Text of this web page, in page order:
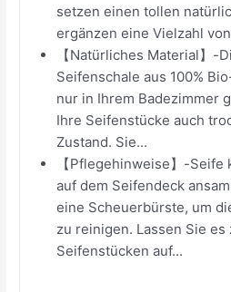
setzen einen tollen
ergänzen eine Vielzahl
【Natürliches Material】-
Seifenschale aus 100%
nur in Ihrem Badezimmer
Ihre Seifenstücke auch
Zustand. Sie...
【Pflegehinweise】-
auf dem Seifendeck
eine Scheuerbürste, um
zu reinigen. Lassen Sie es
Seifenstücken auf...